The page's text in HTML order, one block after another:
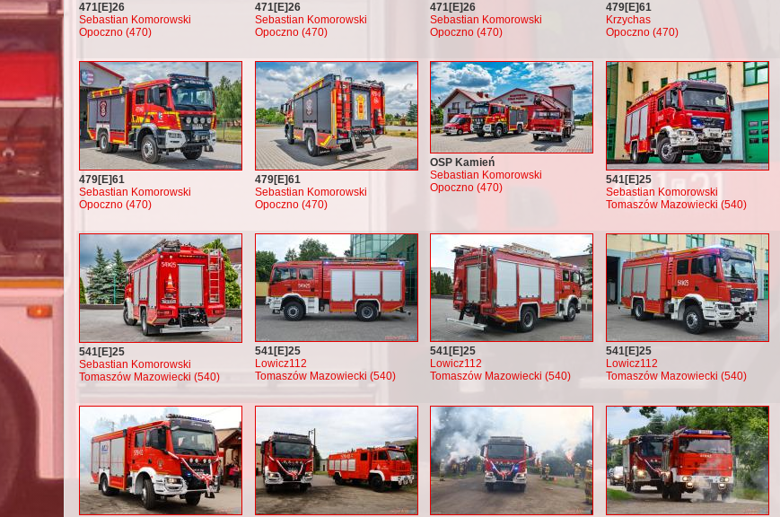
471[E]26
Sebastian Komorowski
Opoczno (470)
471[E]26
Sebastian Komorowski
Opoczno (470)
471[E]26
Sebastian Komorowski
Opoczno (470)
479[E]61
Krzychas
Opoczno (470)
479[E]61
Sebastian Komorowski
Opoczno (470)
479[E]61
Sebastian Komorowski
Opoczno (470)
OSP Kamień
Sebastian Komorowski
Opoczno (470)
541[E]25
Sebastian Komorowski
Tomaszów Mazowiecki (540)
541[E]25
Sebastian Komorowski
Tomaszów Mazowiecki (540)
541[E]25
Lowicz112
Tomaszów Mazowiecki (540)
541[E]25
Lowicz112
Tomaszów Mazowiecki (540)
541[E]25
Lowicz112
Tomaszów Mazowiecki (540)